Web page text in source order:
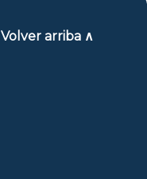
Volver arriba ∧